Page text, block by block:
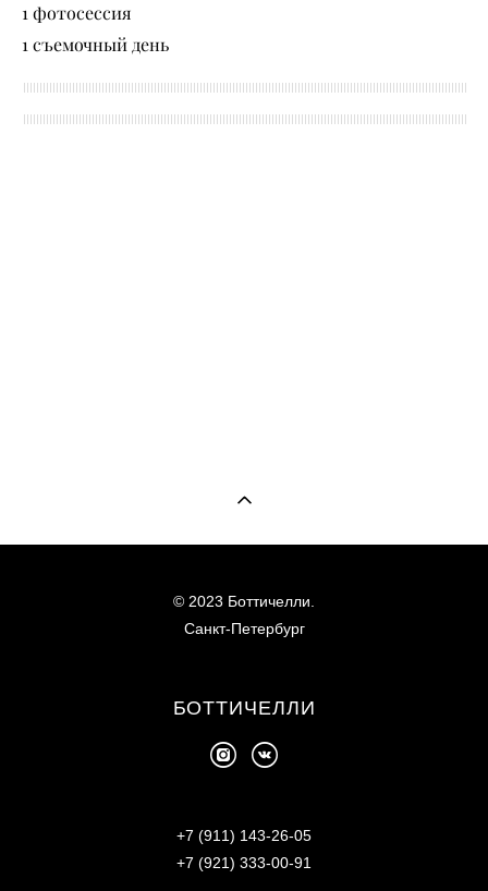
1 фотосессия
1 съемочный день
© 2023 Боттичелли.
Санкт-Петербург
БОТТИЧЕЛЛИ
+7 (911) 143-26-05
+7 (921) 333-00-91